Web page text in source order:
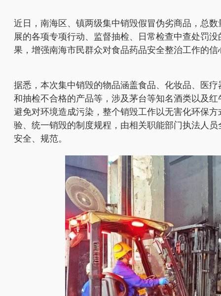
近日，南海区、镇两级集中销毁假冒伪劣商品，总
展的各项专项行动、监督抽检、日常检查中查处罚
果，增强南海市民群众对食品药品安全整治工作的
据悉，本次集中销毁的物品涵盖食品、化妆品、医
和抽检不合格的产品等，涉及茅台等知名酒类以及
避免对环境造成污染，整个销毁工作以无害化环保
验、统一销毁的制度规程，由相关职能部门执法人
安全、规范。